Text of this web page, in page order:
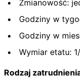
Zmianowość:
Godziny w
Godziny w
Wymiar etatu:
Rodzaj